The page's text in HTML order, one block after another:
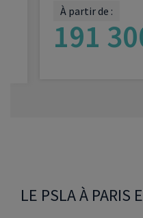
À partir de :
191
LE PSLA À PARIS